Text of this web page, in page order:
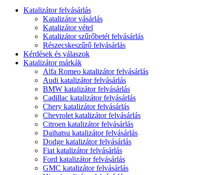
Katalizátor felvásárlás
Katalizátor vásárlás
Katalizátor vétel
Katalizátor szűrőbetét felvásárlás
Részecskeszűrő felvásárlás
Kérdések és válaszok
Katalizátor márkák
Alfa Romeo katalizátor felvásárlás
Audi katalizátor felvásárlás
BMW katalizátor felvásárlás
Cadillac katalizátor felvásárlás
Chery katalizátor felvásárlás
Chevrolet katalizátor felvásárlás
Citroen katalizátor felvásárlás
Daihatsu katalizátor felvásárlás
Dodge katalizátor felvásárlás
Fiat katalizátor felvásárlás
Ford katalizátor felvásárlás
GMC katalizátor felvásárlás